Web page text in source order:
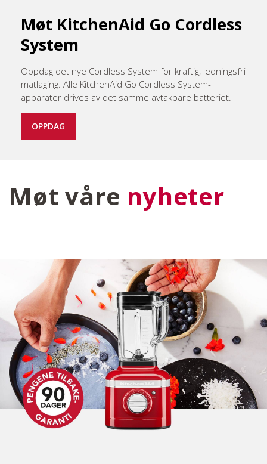
Møt KitchenAid Go Cordless
System
Oppdag det nye Cordless System for kraftig, ledningsfri
matlaging. Alle KitchenAid Go Cordless System-
apparater drives av det samme avtakbare batteriet.
OPPDAG
Møt våre nyheter